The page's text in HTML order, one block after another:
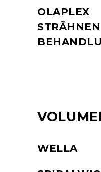
OLAPLEX
STRÄHNEN
WELLA